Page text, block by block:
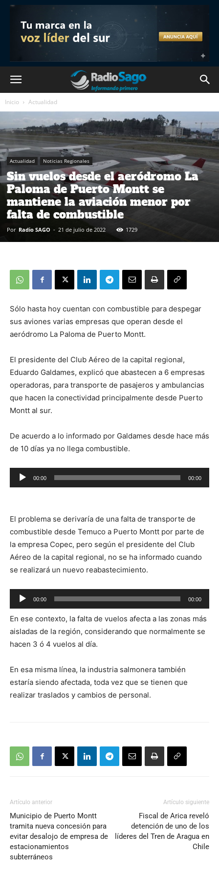
Inicio Actualidad
Actualidad Noticias Regionales
Sin vuelos desde el aeródromo La
Paloma de Puerto Montt se
mantiene la aviación menor por
falta de combustible
Por Radio SAGO - 21 de julio de 2022 1729
Sólo hasta hoy cuentan con combustible para despegar
sus aviones varias empresas que operan desde el
aeródromo La Paloma de Puerto Montt.
El presidente del Club Aéreo de la capital regional,
Eduardo Galdames, explicó que abastecen a 6 empresas
operadoras, para transporte de pasajeros y ambulancias
que hacen la conectividad principalmente desde Puerto
Montt al sur.
De acuerdo a lo informado por Galdames desde hace más
de 10 días ya no llega combustible.
Reproductor
de
00:00 00:00
El problema se derivaría de una falta de transporte de
combustible desde Temuco a Puerto Montt por parte de
la empresa Copec, pero según el presidente del Club
Aéreo de la capital regional, no se ha informado cuando
se realizará un nuevo reabastecimiento.
Reproductor
de
audio
00:00 00:00
En ese contexto, la falta de vuelos afecta a las zonas más
aisladas de la región, considerando que normalmente se
hacen 3 ó 4 vuelos al día.
En esa misma línea, la industria salmonera también
estaría siendo afectada, toda vez que se tienen que
realizar traslados y cambios de personal.
Artículo anterior
Municipio de Puerto Montt
tramita nueva concesión para
evitar desalojo de empresa de
estacionamientos
subterráneos
Artículo siguiente
Fiscal de Arica reveló
detención de uno de los
líderes del Tren de Aragua en
Chile